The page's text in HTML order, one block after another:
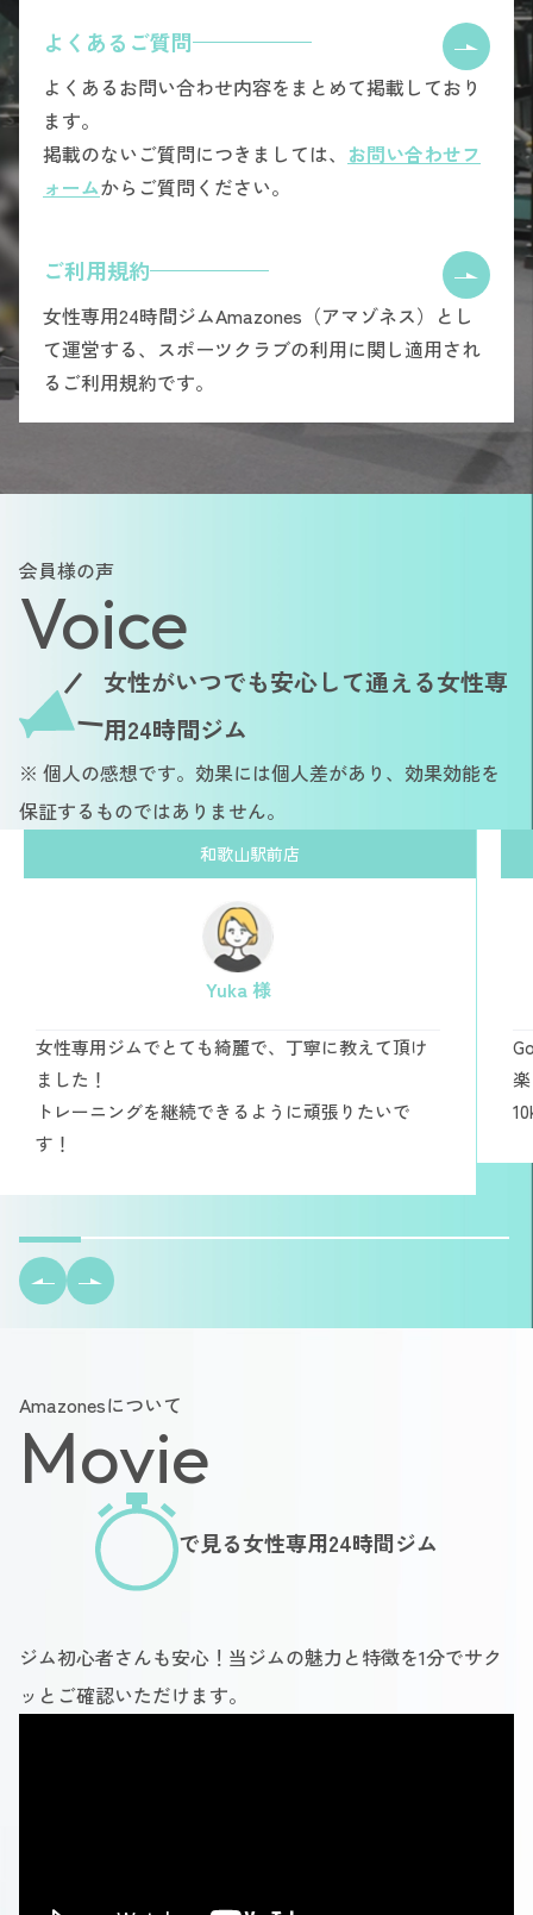
よくあるご質問
よくあるお問い合わせ内容をまとめて掲載しており
ます。
掲載のないご質問につきましては、 お問い合わせフ
ォームからご質問ください。
ご利用規約
女性専用24時間ジムAmazones（アマゾネス）とし
て運営する、スポーツクラブの利用に関し適用され
るご利用規約です。
会員様の声
Voice
女性がいつでも安心して通える女性専
用24時間ジム
※ 個人の感想です。効果には個人差があり、効果効能を
保証するものではありません。
和歌山駅前店
Yuka 様
女性専用ジムでとても綺麗で、丁寧に教えて頂け
ました！
トレーニングを継続できるように頑張りたいで
す！
Amazonesについて
Movie
で見る女性専用24時間ジム
ジム初心者さんも安心！当ジムの魅力と特徴を1分でサク
ッとご確認いただけます。